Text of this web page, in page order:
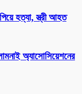
হত্যা, স্ত্রী আহত
অ্যাসোসিয়েশনের